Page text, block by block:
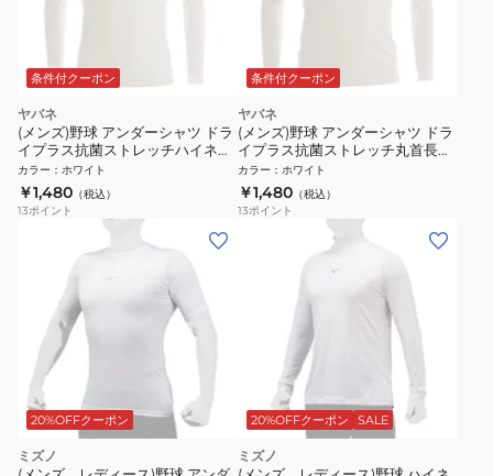
条件付クーポン
ヤバネ
(メンズ)野球 アンダーシャツ ドラ
イプラス抗菌ストレッチハイネッ
ク長袖シャツ YA2AB01-10 抗菌効
果 吸汗速乾性 抗菌防臭 UVケア
カラー ： ホワイト
￥1,480 （税込）
13ポイント
条件付クーポン
ヤバネ
(メンズ)野球 アンダーシャツ ドラ
イプラス抗菌ストレッチ丸首長袖
シャツ YA2AB02-10 抗菌効果 吸
汗速乾性 抗菌防臭 UVケア
カラー ： ホワイト
￥1,480 （税込）
13ポイント
20%OFFクーポン
ミズノ
20%OFFクーポン SALE
ミズノ